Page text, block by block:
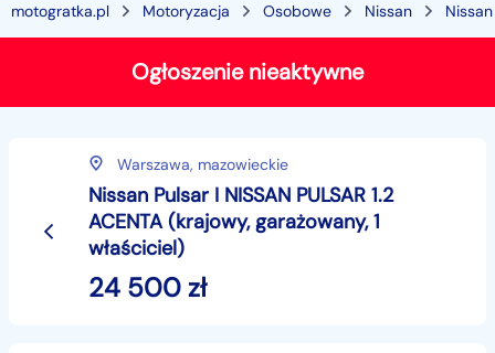
motogratka.pl Motoryzacja Osobowe Nissan
Ogłoszenie nieaktywne
Warszawa, mazowieckie
Nissan Pulsar I NISSAN PULSAR 1.2
ACENTA (krajowy, garażowany, 1
właściciel)
24 500zł